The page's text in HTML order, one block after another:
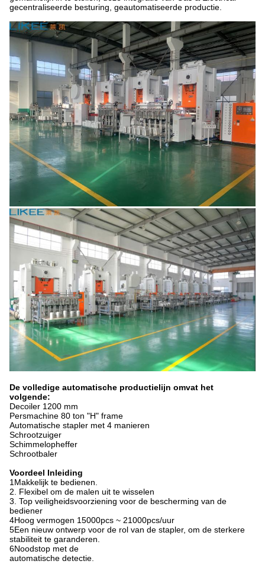
gecentraliseerde besturing, geautomatiseerde productie.
De volledige automatische productielijn omvat het
volgende:
Decoiler 1200 mm
Persmachine 80 ton "H" frame
Automatische stapler met 4 manieren
Schrootzuiger
Schimmelopheffer
Schrootbaler
Voordeel Inleiding
1Makkelijk te bedienen.
2. Flexibel om de malen uit te wisselen
3. Top veiligheidsvoorziening voor de bescherming van de
bediener
4Hoog vermogen 15000pcs ~ 21000pcs/uur
5Een nieuw ontwerp voor de rol van de stapler, om de sterkere
stabiliteit te garanderen.
6Noodstop met de
automatische detectie.